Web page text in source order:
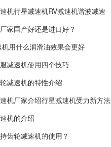
机行星减速机RV减速机谐波减速
家国产好还是进口好？
机用什么润滑油效果会更好
减速机使用四个技巧
减速机的特性介绍
机厂家介绍行星减速机受力新方法
机的介绍
齿轮减速机的使用？